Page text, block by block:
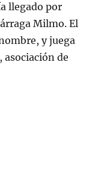
llegado por
Milmo. El
y juega
asociación de